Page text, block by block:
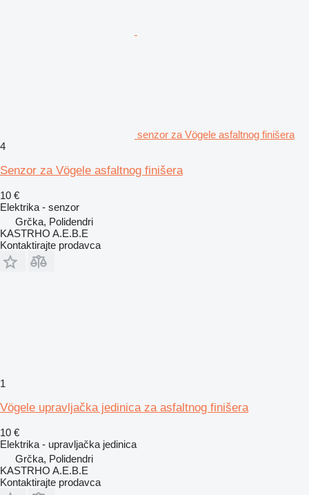
senzor za Vögele asfaltnog finišera
4
Senzor za Vögele asfaltnog finišera
10 €
Elektrika - senzor
Grčka, Polidendri
KASTRHO A.E.B.E
Kontaktirajte prodavca
1
Vögele upravljačka jedinica za asfaltnog finišera
10 €
Elektrika - upravljačka jedinica
Grčka, Polidendri
KASTRHO A.E.B.E
Kontaktirajte prodavca